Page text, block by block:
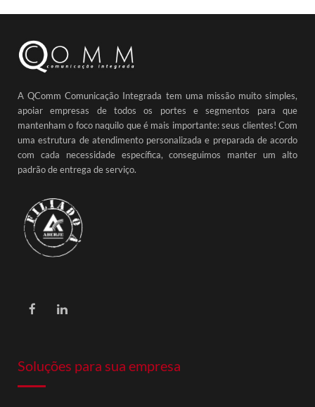
A QComm Comunicação Integrada tem uma missão muito simples,
apoiar empresas de todos os portes e segmentos para que
mantenham o foco naquilo que é mais importante: seus clientes! Com
uma estrutura de atendimento personalizada e preparada de acordo
com cada necessidade específica, conseguimos manter um alto
padrão de entrega de serviço.
Soluções para sua empresa